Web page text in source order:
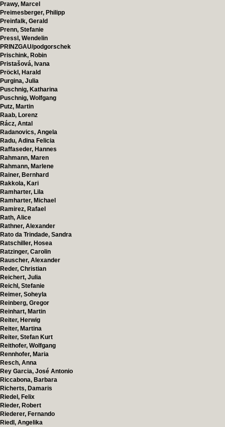
Prawy, Marcel
Preimesberger, Philipp
Preinfalk, Gerald
Prenn, Stefanie
Pressl, Wendelin
PRINZGAU/podgorschek
Prischink, Robin
Pristašová, Ivana
Pröckl, Harald
Purgina, Julia
Puschnig, Katharina
Puschnig, Wolfgang
Putz, Martin
Raab, Lorenz
Rácz, Antal
Radanovics, Angela
Radu, Adina Felicia
Raffaseder, Hannes
Rahmann, Maren
Rahmann, Marlene
Rainer, Bernhard
Rakkola, Kari
Ramharter, Lila
Ramharter, Michael
Ramirez, Rafael
Rath, Alice
Rathner, Alexander
Rato da Trindade, Sandra
Ratschiller, Hosea
Ratzinger, Carolin
Rauscher, Alexander
Reder, Christian
Reichert, Julia
Reichl, Stefanie
Reimer, Soheyla
Reinberg, Gregor
Reinhart, Martin
Reiter, Herwig
Reiter, Martina
Reiter, Stefan Kurt
Reithofer, Wolfgang
Rennhofer, Maria
Resch, Anna
Rey Garcia, José Antonio
Riccabona, Barbara
Richerts, Damaris
Riedel, Felix
Rieder, Robert
Riederer, Fernando
Riedl, Angelika